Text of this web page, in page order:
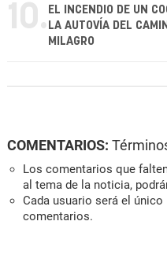
10. EL INCENDIO DE UN
LA AUTOVÍA DEL
MILAGRO
COMENTARIOS:
Los comentarios que
al tema de la noticia,
Cada usuario será el
comentarios.